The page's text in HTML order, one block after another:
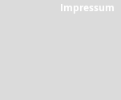
Impressum